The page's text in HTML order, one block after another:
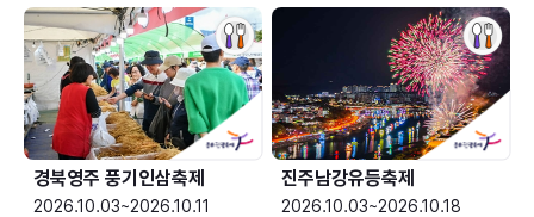
경북영주 풍기인삼축제
2026.10.03~2026.10.11
진주남강유등축제
2026.10.03~2026.10.18